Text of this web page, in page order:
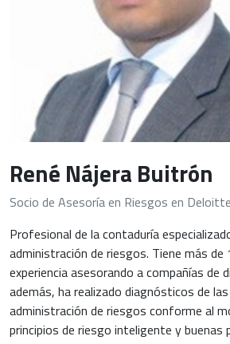
René Nájera Buitrón
Socio de Asesoría en Riesgos en Deloitte
Profesional de la contaduría
administración de riesgos. Tiene más de
experiencia asesorando a compañías de
además, ha realizado diagnósticos de
administración de riesgos conforme al
principios de riesgo inteligente y buenas